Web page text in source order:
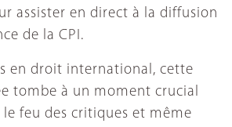
assister en direct à la diffusion
de la CPI.
en droit international, cette
tombe à un moment crucial
le feu des critiques et même